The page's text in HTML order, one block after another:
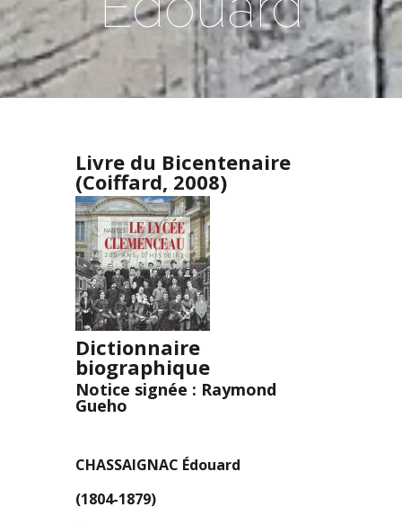
Livre du Bicentenaire
(Coiffard, 2008)
Dictionnaire
biographique
Notice signée : Raymond
Gueho
CHASSAIGNAC Édouard
(1804-1879)